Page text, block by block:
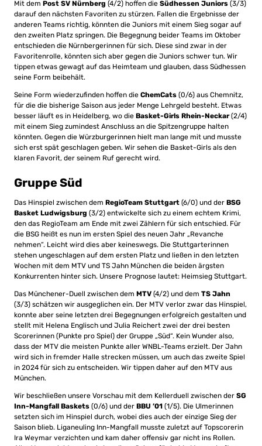
Mit dem Post SV Nürnberg (4/2) hoffen die Südhessen Juniors (3/3)
darauf den nächsten Favoriten zu stürzen. Fallen die Ergebnisse der
anderen Teams richtig, könnten die Juniors mit einem Sieg sogar auf
den zweiten Platz springen. Die Begegnung beider Teams im Oktober
entschieden die Nürnbergerinnen für sich. Diese sind zwar in der
Favoritenrolle, könnten sich aber gegen die Juniors schwer tun. Wir
tippen etwas gewagt auf das Heimteam und glauben, dass Südhessen
seine Form beibehält.
Seine Form wiederzufinden hoffen die ChemCats (0/6) aus Chemnitz,
für die die bisherige Saison aus jeder Menge Lehrgeld besteht. Etwas
besser läuft es in Heidelberg, wo die Basket-Girls Rhein-Neckar(2/4)
mit einem Sieg zumindest Anschluss an die Spitzengruppe halten
könnten. Gegen die Würzburgerinnen hielt man lange mit und musste
sich erst spät geschlagen geben. Wir sehen die Basket-Girls als den
klaren Favorit, der seinem Ruf gerecht wird.
Gruppe Süd
Das Hinspiel zwischen dem RegioTeam Stuttgart (6/0) und der BSG
Basket Ludwigsburg (3/2) entwickelte sich zu einem echtem Krimi,
den das RegioTeam am Ende mit zwei Zählern für sich entschied. Für
die BSG heißt es nun im ersten Spiel des neuen Jahr „Revanche
nehmen“. Leicht wird dies aber keineswegs. Die Stuttgarterinnen
stehen ungeschlagen auf dem ersten Platz und ließen in den letzten
Wochen mit dem MTV und TS Jahn München die beiden ärgsten
Konkurrenten hinter sich. Unsere Prognose lautet: Heimsieg Stuttgart.
Das Münchener-Duell zwischen dem MTV (4/2) und dem TS Jahn
(3/3) schätzen wir ausgeglichen ein. Der MTV verlor zwar das Hinspiel,
konnte aber seine letzten drei Begegnungen erfolgreich gestalten und
stellt mit Helena Englisch und Julia Reichert zwei der drei besten
Scorerinnen (Punkte pro Spiel) der Gruppe „Süd“. Kein Wunder also,
dass der MTV die meisten Punkte aller WNBL-Teams erzielt. Der Jahn
wird sich in fremder Halle strecken müssen, um auch das zweite Spiel
in 2024 für sich zu entscheiden. Wir tippen daher auf den MTV aus
München.
Wir beschließen unsere Vorschau mit dem Kellerduell zwischen der SG
Inn-Mangfall Baskets (0/6) und der BBU ’01 (1/5). Die Ulmerinnen
setzten sich im Hinspiel durch, wobei dies auch der einzige Sieg der
Saison blieb. Liganeuling Inn-Mangfall musste zuletzt auf Topscorerin
Ira Weymar verzichten und kam daher offensiv gar nicht ins Rollen.